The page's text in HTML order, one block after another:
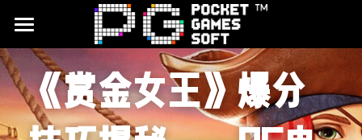
首頁
游戏试玩
合作平台
《赏金女王》爆分